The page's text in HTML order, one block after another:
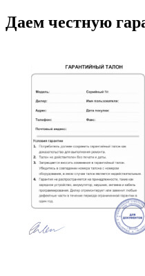
Даем честную